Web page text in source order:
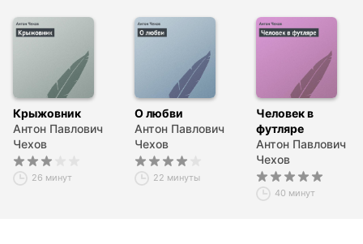
Крыжовник
Антон Павлович
Чехов
26 минут
О любви
Антон Павлович
Чехов
22 минуты
Человек в
футляре
Антон Павлович
Чехов
40 минут